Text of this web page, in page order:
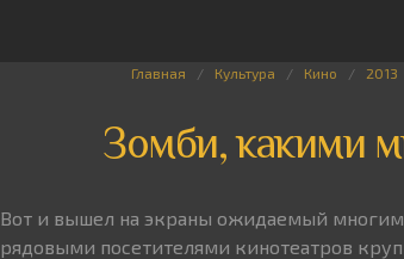
Главная Культура Кино 2013
Зомби, какими
Вот и вышел на экраны ожидаемый
рядовыми посетителями кинотеатров